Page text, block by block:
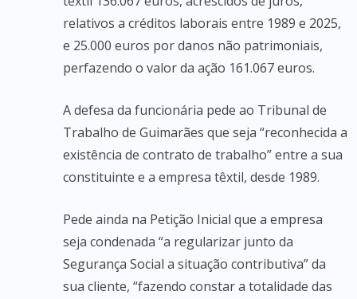
relativos a créditos laborais entre 1989 e 2025,
e 25.000 euros por danos não patrimoniais,
perfazendo o valor da ação 161.067 euros.
A defesa da funcionária pede ao Tribunal de
Trabalho de Guimarães que seja “reconhecida a
existência de contrato de trabalho” entre a sua
constituinte e a empresa têxtil, desde 1989.
Pede ainda na Petição Inicial que a empresa
seja condenada “a regularizar junto da
Segurança Social a situação contributiva” da
sua cliente, “fazendo constar a totalidade das